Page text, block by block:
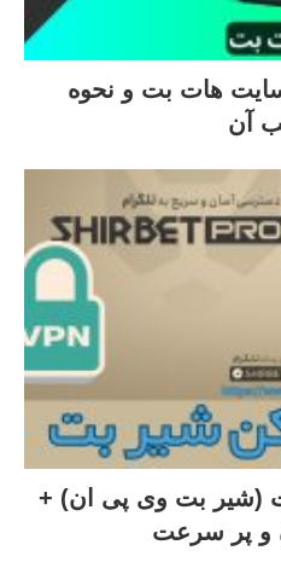
هات بت و نحوه
آن
(شیر بت وی پی ان) +
و پر سرعت